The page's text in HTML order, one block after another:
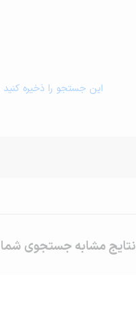
این جستجو را ذخیره کنید
نتایج مشابه جستجوی شما